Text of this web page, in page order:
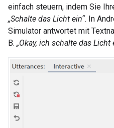
einfach steuern, indem Sie
„Schalte das Licht ein“. In
Simulator antwortet mit
B. „Okay, ich schalte das Licht